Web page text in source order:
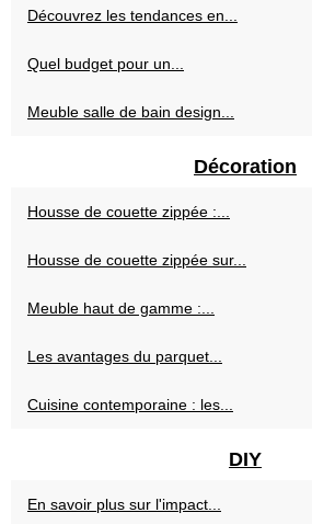
Découvrez les tendances en...
Quel budget pour un...
Meuble salle de bain design...
Décoration
Housse de couette zippée :...
Housse de couette zippée sur...
Meuble haut de gamme :...
Les avantages du parquet...
Cuisine contemporaine : les...
DIY
En savoir plus sur l'impact...